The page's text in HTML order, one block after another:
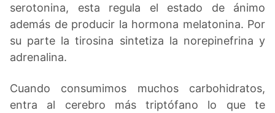
serotonina, esta regula el estado de ánimo
además de producir la hormona melatonina. Por
su parte la tirosina sintetiza la norepinefrina y
adrenalina.
Cuando consumimos muchos carbohidratos,
entra al cerebro más triptófano lo que te